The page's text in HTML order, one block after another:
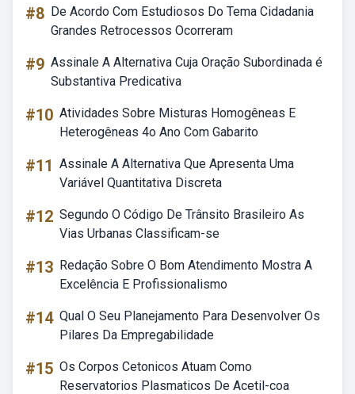
#8 De Acordo Com Estudiosos Do Tema Cidadania
Grandes Retrocessos Ocorreram
#9 Assinale A Alternativa Cuja Oração Subordinada é
Substantiva Predicativa
#10 Atividades Sobre Misturas Homogêneas E
Heterogêneas 4o Ano Com Gabarito
#11 Assinale A Alternativa Que Apresenta Uma
Variável Quantitativa Discreta
#12 Segundo O Código De Trânsito Brasileiro As
Vias Urbanas Classificam-se
#13 Redação Sobre O Bom Atendimento Mostra A
Excelência E Profissionalismo
#14 Qual O Seu Planejamento Para Desenvolver Os
Pilares Da Empregabilidade
#15 Os Corpos Cetonicos Atuam Como
Reservatorios Plasmaticos De Acetil-coa